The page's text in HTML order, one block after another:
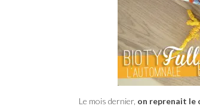
Le mois dernier, on reprenait le